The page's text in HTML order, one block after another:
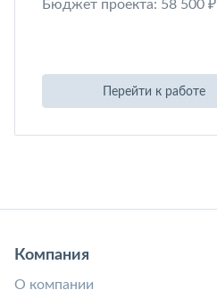
Бюджет проекта: 58 500 ₽
Перейти к работе
Компания
О компании